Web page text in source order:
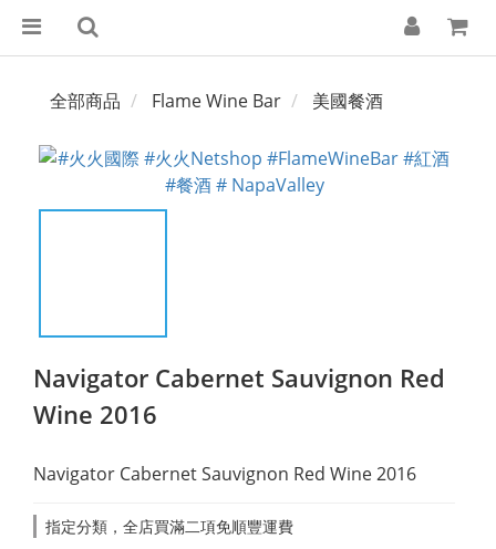
全部商品 Flame Wine Bar 美國餐酒
Navigator Cabernet Sauvignon Red
Wine 2016
Navigator Cabernet Sauvignon Red Wine 2016
指定分類，全店買滿二項免順豐運費